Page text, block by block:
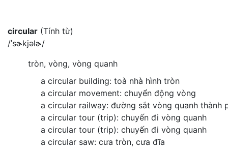
circular (Tính từ)
/ˈsɚkjəlɚ/
tròn, vòng, vòng quanh
a circular building: toà nhà hình tròn
a circular movement: chuyển động vòng
a circular railway: đường sắt vòng quanh thành
a circular tour (trip): chuyến đi vòng quanh
a circular tour (trip): chuyến đi vòng quanh
a circular saw: cưa tròn, cưa đĩa